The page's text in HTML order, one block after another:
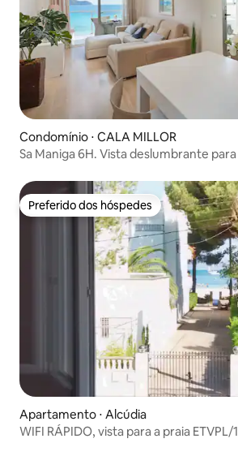
Condomínio ⋅ CALA MILLOR
Sa Maniga 6H. Vista deslumbrante
Preferido dos hóspedes
Preferido dos hóspedes
Apartamento ⋅ Alcúdia
WIFI RÁPIDO, vista para a praia ETVPL/